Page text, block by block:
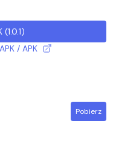
(1.0.1)
/ APK
Pobierz